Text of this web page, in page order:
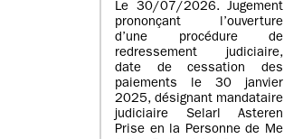
Le 30/07/2026. Jugement
prononçant l’ouverture
d’une procédure de
redressement judiciaire,
date de cessation des
paiements le 30 janvier
2025, désignant mandataire
judiciaire Selarl Asteren
Prise en la Personne de Me